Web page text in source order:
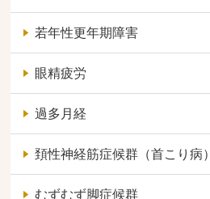
若年性更年期障害
眼精疲労
過多月経
頚性神経筋症候群（首こり病）
むずむず脚症候群